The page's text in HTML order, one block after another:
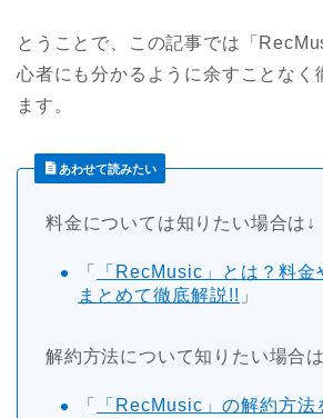
とうことで、この記事では「
心者にも分かるように余すことなく
ます。
あわせて読みたい
料金については知りたい場合は↓
「
「RecMusic」とは？料金
まとめて徹底解説!! 」
解約方法について知りたい場合
「
「RecMusic」の解約方法